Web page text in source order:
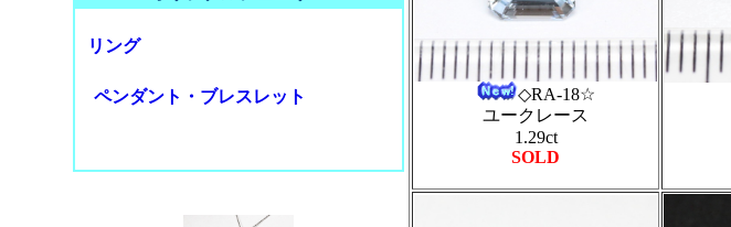
リング
ペンダント・ブレスレット
◇RA-18☆
ユークレース
1.29ct
SOLD